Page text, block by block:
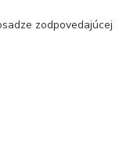
zodpovedajúcej